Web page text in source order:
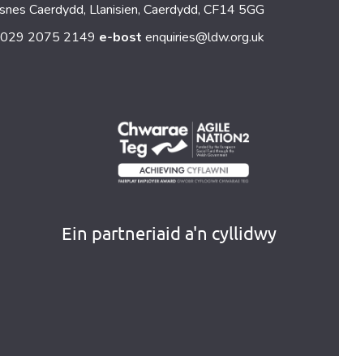
Caerdydd, Llanisien, Caerdydd, CF14 5GG
029 2075 2149 e-bost enquiries@ldw.org.uk
Ein partneriaid a'n cyllidwy